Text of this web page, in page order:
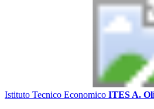
Istituto Tecnico Economico ITES A.